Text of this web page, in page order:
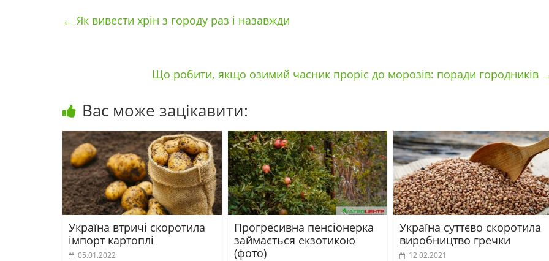
← Як вивести хрін з городу раз і назавжди
Що робити, якщо озимий часник проріс до морозів: поради городників
Вас може зацікавити:
Україна втричі скоротила
імпорт картоплі
05.01.2022
Прогресивна пенсіонерка
займається екзотикою
(фото)
Україна суттєво скоротила
виробництво гречки
12.02.2021